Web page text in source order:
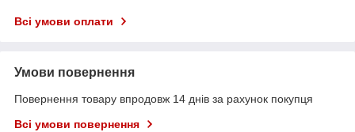
Всі умови оплати
Умови повернення
Повернення товару впродовж 14 днів за рахунок покупця
Всі умови повернення